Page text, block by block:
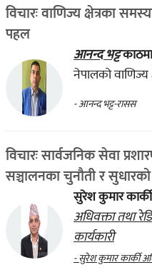
विचारः वाणिज्य क्षेत्रका
पहल
आनन्द भट्ट
नेपालको वाणिज्य
- आनन्द भट्ट-रासस
विचारः सार्वजनिक सेवा
सञ्चालनका चुनौती र
सुरेश कुमार कार्की
अधिवक्ता तथा
कार्यकारी
- सुरेश कुमार कार्की